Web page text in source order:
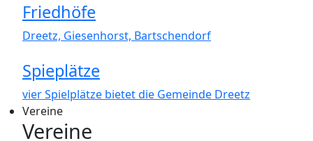
Friedhöfe
Dreetz, Giesenhorst, Bartschendorf
Spieplätze
vier Spielplätze bietet die Gemeinde Dreetz
Vereine
Vereine